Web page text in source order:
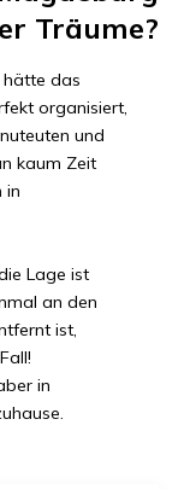
Träume?
das
organisiert,
und
kaum Zeit
in
Lage ist
an den
ist,
in